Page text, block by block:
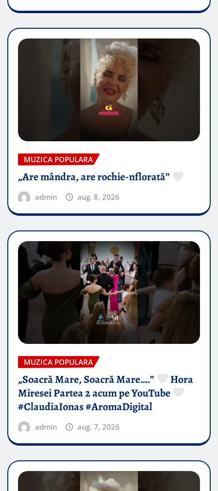
MUZICA POPULARA
„Are mândra, are rochie-nflorată”
admin aug. 8, 2026
MUZICA POPULARA
„Soacră Mare, Soacră Mare….”
Hora
Miresei Partea 2 acum pe YouTube
#ClaudiaIonas #AromaDigital
admin aug. 7, 2026